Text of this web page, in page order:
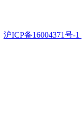
沪ICP备16004371号-1